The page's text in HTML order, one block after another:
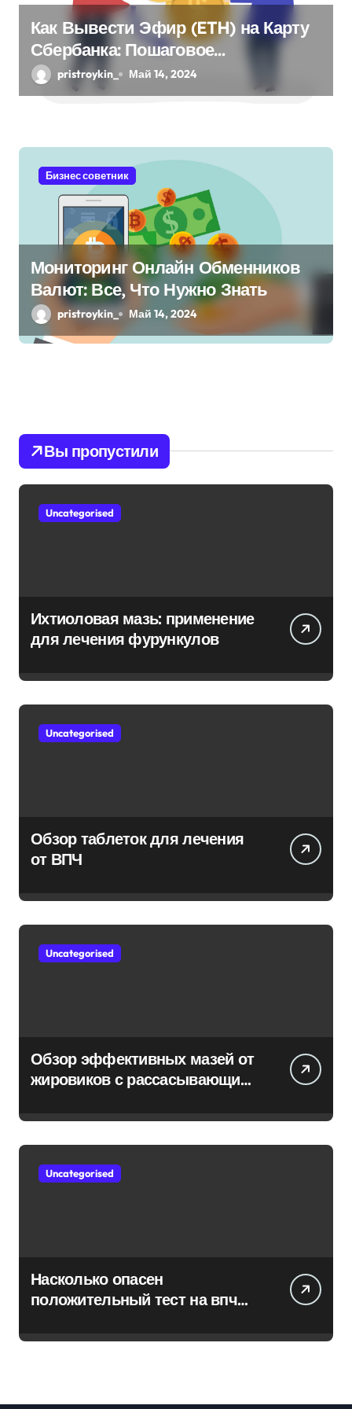
Как Вывести Эфир (ETH) на Карту
Сбербанка: Пошаговое
Руководство
pristroykin_ Май 14, 2024
Бизнес советник
Мониторинг Онлайн Обменников
Валют: Все, Что Нужно Знать
pristroykin_ Май 14, 2024
Вы пропустили
Uncategorised
Ихтиоловая мазь: применение
для лечения фурункулов
Uncategorised
Обзор таблеток для лечения
от ВПЧ
Uncategorised
Обзор эффективных мазей от
жировиков с рассасывающим
Uncategorised
Насколько опасен
положительный тест на впч